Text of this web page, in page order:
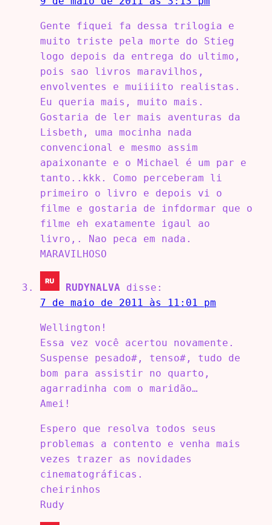
Gente fiquei fa dessa trilogia e
muito triste pela morte do Stieg
logo depois da entrega do ultimo,
pois sao livros maravilhos,
envolventes e muiiiito realistas.
Eu queria mais, muito mais.
Gostaria de ler mais aventuras da
Lisbeth, uma mocinha nada
convencional e mesmo assim
apaixonante e o Michael é um par e
tanto..kkk. Como perceberam li
primeiro o livro e depois vi o
filme e gostaria de infdormar que o
filme eh exatamente igaul ao
livro,. Nao peca em nada.
MARAVILHOSO
RUDYNALVA
disse:
7 de maio de 2011 às 11:01 pm
Wellington!
Essa vez você acertou novamente.
Suspense pesado#, tenso#, tudo de
bom para assistir no quarto,
agarradinha com o maridão…
Amei!
Espero que resolva todos seus
problemas a contento e venha mais
vezes trazer as novidades
cinematográficas.
cheirinhos
Rudy